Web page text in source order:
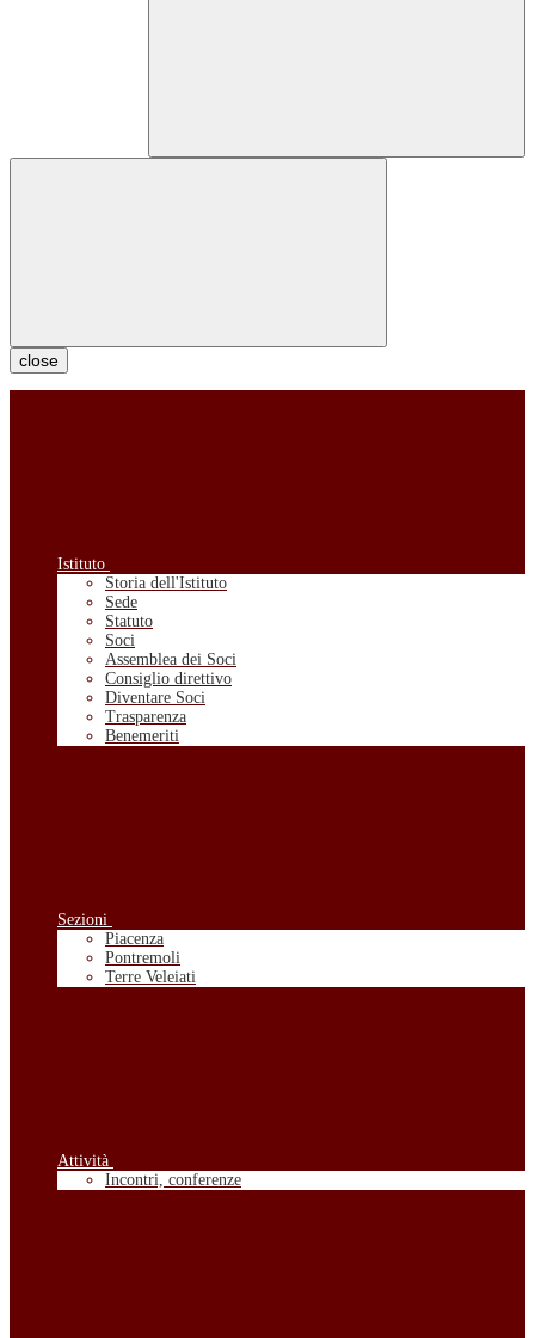
close
Istituto
Storia dell'Istituto
Sede
Statuto
Soci
Assemblea dei Soci
Consiglio direttivo
Diventare Soci
Trasparenza
Benemeriti
Sezioni
Piacenza
Pontremoli
Terre Veleiati
Attività
Incontri, conferenze